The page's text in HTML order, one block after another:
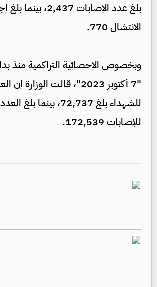
بلغ عدد الإصابات
الانتشال 770.
وبخصوص الإحصائية التراكمية منذ
"7 أكتوبر 2023"، قالت الوزارة
للشهداء بلغ 72,737، بينما
للإصابات 172,539.